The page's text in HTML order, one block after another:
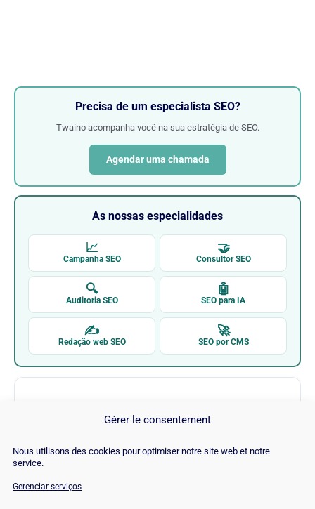
Gérer le consentement
Nous utilisons des cookies pour optimiser notre site web et notre
service.
Gerenciar serviços
Precisa de um especialista SEO?
Twaino acompanha você na sua estratégia de SEO.
Agendar uma chamada
As nossas especialidades
📈
Campanha SEO
🤝
Consultor SEO
🔍
Auditoria SEO
🤖
SEO para IA
✍
Redação web SEO
🚀
SEO por CMS